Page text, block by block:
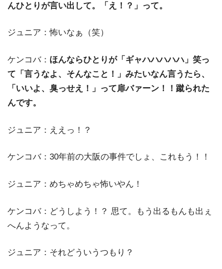
んひとりが言い出して。「え！？」って。
ジュニア：怖いなぁ（笑）
ケンコバ： ほんならひとりが「ギャハハハハハ」笑っ
て「言うなよ、そんなこと！」みたいなん言うたら、
「いいよ、臭っせえ！」って扉バァーン！！蹴られた
んです。
ジュニア：ええっ！？
ケンコバ：30年前の大阪の事件でしょ、これもう！！
ジュニア：めちゃめちゃ怖いやん！
ケンコバ：どうしよう！？ 思て。もう出るもんも出ぇ
へんようなって。
ジュニア：それどういうつもり？